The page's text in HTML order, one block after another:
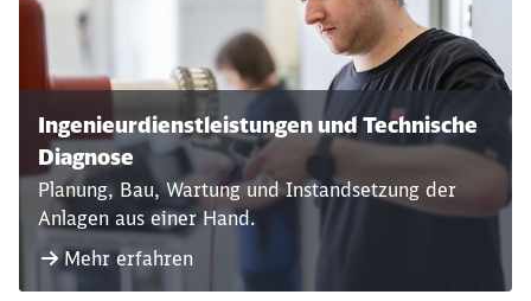
Ingenieurdienstleistungen und Technische
Diagnose
Planung, Bau, Wartung und Instandsetzung der
Anlagen aus einer Hand.
Mehr erfahren